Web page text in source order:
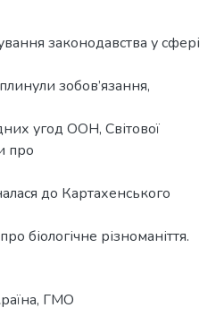
законодавства у сфері
зобов’язання,
угод ООН, Світової
про
до Картахенського
біологічне різноманіття.
, ГМО